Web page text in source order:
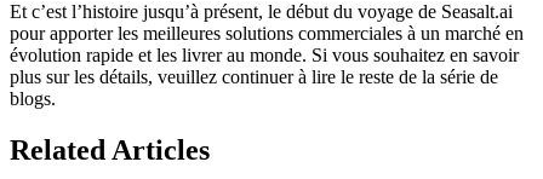
Et c’est l’histoire jusqu’à présent, le début du voyage de Seasalt.ai
pour apporter les meilleures solutions commerciales à un marché en
évolution rapide et les livrer au monde. Si vous souhaitez en savoir
plus sur les détails, veuillez continuer à lire le reste de la série de
blogs.
Related Articles